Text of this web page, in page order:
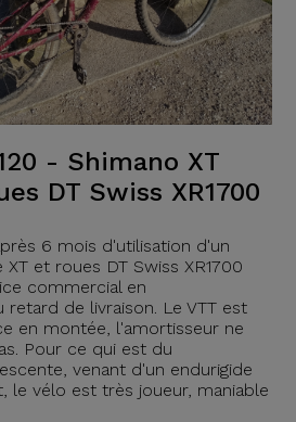
- Shimano XT
DT Swiss XR1700
6 mois d'utilisation d'un
XT et roues DT Swiss XR1700
commercial en
de livraison. Le VTT est
en montée, l'amortisseur ne
Pour ce qui est du
venant d'un endurigide
le vélo est très joueur, maniable